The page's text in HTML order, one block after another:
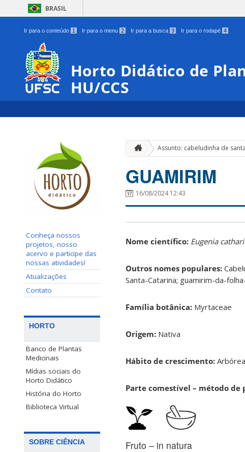
BRASIL
Ir para o conteúdo 1 Ir para o menu 2 Ir para a busca 3 Ir para o rodapé 4
Horto Didático de
HU/CCS
Conheça nossos
projetos, nosso
acervo e participe das
nossas atividades!
Atualizações
Contato
HORTO
Banco de Plantas
Medicinais
Mídias sociais do
Horto Didático
História do Horto
Biblioteca Virtual
SOBRE CIÊNCIA
Assunto: cabeludinha de
GUAMIRIM
16/08/2024 12:43
Nome científico: Eugenia
Outros nomes populares:
Santa-Catarina; guamirim-da-
Família botânica: Myrtaceae
Origem: Nativa
Hábito de crescimento: Arbórea
Parte comestível – método de
Fruto – in natura